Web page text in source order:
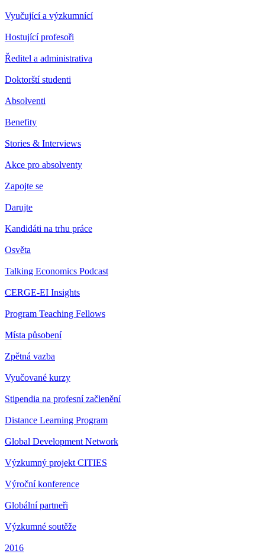
Vyučující a výzkumnící
Hostující profesoři
Ředitel a administrativa
Doktorští studenti
Absolventi
Benefity
Stories & Interviews
Akce pro absolventy
Zapojte se
Darujte
Kandidáti na trhu práce
Osvěta
Talking Economics Podcast
CERGE-EI Insights
Program Teaching Fellows
Místa působení
Zpětná vazba
Vyučované kurzy
Stipendia na profesní začlenění
Distance Learning Program
Global Development Network
Výzkumný projekt CITIES
Výroční konference
Globální partneři
Výzkumné soutěže
2016